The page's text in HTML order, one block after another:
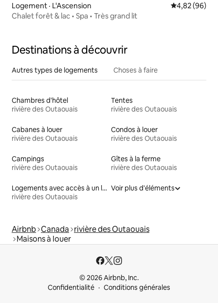
Logement · L'Ascension Note
4,82 (96)
Chalet forêt & lac • Spa • Très grand lit
Destinations à découvrir
Autres types de logements Choses à faire
Chambres d'hôtel
rivière des Outaouais
Tentes
rivière des Outaouais
Cabanes à louer
rivière des Outaouais
Condos à louer
rivière des Outaouais
Campings
rivière des Outaouais
Gîtes à la ferme
rivière des Outaouais
Logements avec accès à un lac
rivière des Outaouais
Voir plus d'éléments
Airbnb Canada rivière des Outaouais
Maisons à louer
© 2026 Airbnb, Inc.
Confidentialité
Conditions générales